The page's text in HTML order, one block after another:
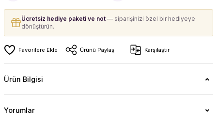
Ücretsiz hediye paketi ve not — siparişinizi özel bir hediyeye
dönüştürün.
Ürünü Paylaş Karşılaştır
Ürün Bilgisi
Yorumlar